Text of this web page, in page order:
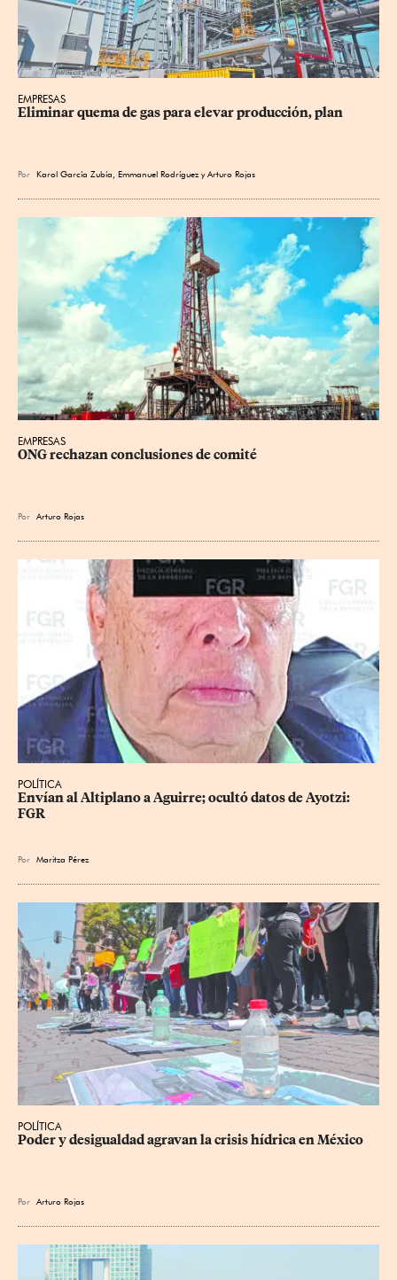
EMPRESAS
Eliminar quema de gas para elevar producción, plan
Por Karol García Zubía Emmanuel Rodríguez yArturo Rojas
EMPRESAS
ONG rechazan conclusiones de comité
Por Arturo Rojas
POLÍTICA
Envían al Altiplano a Aguirre; ocultó datos de Ayotzi:
FGR
Por Maritza Pérez
POLÍTICA
Poder y desigualdad agravan la crisis hídrica en México
Por Arturo Rojas